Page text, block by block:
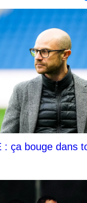
: ça bouge dans